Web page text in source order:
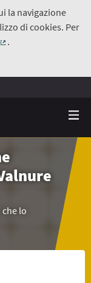
la navigazione
di cookies. Per
.
lo